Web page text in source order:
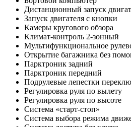
Дистанционный запуск
Запуск двигателя с кнопки
Камеры кругового обзора
Климат-контроль 2-зонный
Мультифункциональное
Открытие багажника без
Парктроник задний
Парктроник передний
Подрулевые лепестки
Регулировка руля по вылету
Регулировка руля по высоте
Система «старт-стоп»
Система выбора режима